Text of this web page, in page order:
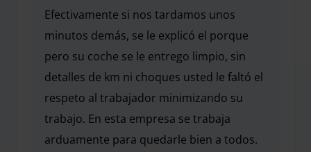
Efectivamente si nos tardamos unos
minutos demás, se le explicó el porque
pero su coche se le entrego limpio, sin
detalles de km ni choques usted le faltó el
respeto al trabajador minimizando su
trabajo. En esta empresa se trabaja
arduamente para quedarle bien a todos.